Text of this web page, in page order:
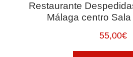
Restaurante
Málaga centro
55,00€